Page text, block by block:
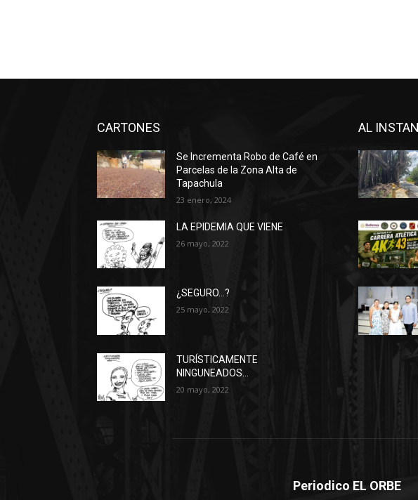
CARTONES
Se Incrementa Robo de Café en
Parcelas de la Zona Alta de
Tapachula
23 enero, 2024
LA EPIDEMIA QUE VIENE
26 mayo, 2022
¿SEGURO…?
25 mayo, 2022
TURÍSTICAMENTE
NINGUNEADOS…
20 mayo, 2022
AL
Periodico EL ORBE